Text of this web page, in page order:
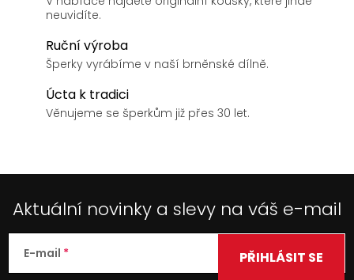
neuvidíte.
Ruční výroba
Šperky vyrábíme v naší brněnské dílně.
Úcta k tradici
Věnujeme se šperkům již přes 30 let.
Aktuální novinky a slevy na váš e-mail
E-mail PŘIHLÁSIT SE